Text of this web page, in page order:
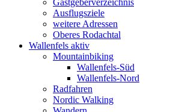
Gastgeberverzeichnis
Ausflugsziele
weitere Adressen
Oberes Rodachtal
Wallenfels aktiv
Mountainbiking
Wallenfels-Süd
Wallenfels-Nord
Radfahren
Nordic Walking